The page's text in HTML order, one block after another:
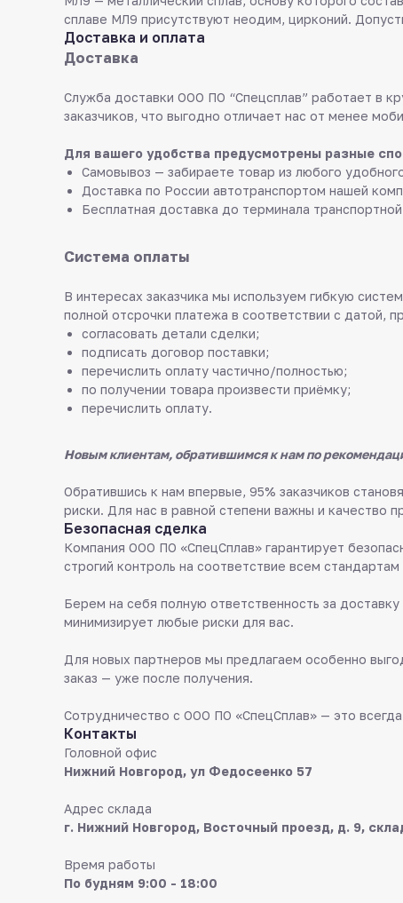
сплаве МЛ9 присутствуют неодим, цирконий.
Доставка и оплата
Доставка
Служба доставки ООО ПО “Спецсплав” работает в
заказчиков, что выгодно отличает нас от менее
Для вашего удобства предусмотрены разные
Самовывоз — забираете товар из любого
Доставка по России автотранспортом нашей
Бесплатная доставка до терминала
Система оплаты
В интересах заказчика мы используем гибкую
полной отсрочки платежа в соответствии с датой,
согласовать детали сделки;
подписать договор поставки;
перечислить оплату частично/полностью;
по получении товара произвести приёмку;
перечислить оплату.
Новым клиентам, обратившимся к нам по
Обратившись к нам впервые, 95% заказчиков
риски. Для нас в равной степени важны и качество
Безопасная сделка
Компания ООО ПО «СпецСплав» гарантирует
строгий контроль на соответствие всем стандартам
Берем на себя полную ответственность за
минимизирует любые риски для вас.
Для новых партнеров мы предлагаем особенно
заказ — уже после получения.
Сотрудничество с ООО ПО «СпецСплав» — это
Контакты
Головной офис
Нижний Новгород, ул Федосеенко 57
Адрес склада
г. Нижний Новгород, Восточный проезд, д. 9,
Время работы
По будням 9:00 - 18:00